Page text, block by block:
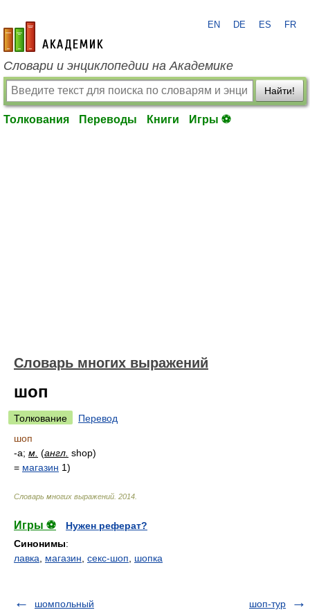
academic.ru
EN DE ES FR
Словари и энциклопедии на Академике
Найти!
Толкования Переводы Книги Игры ⚽
Словарь многих выражений
шоп
Толкование
Перевод
шоп
-а; м. (англ. shop)
= магазин 1)
Словарь многих выражений 2014
Игры ⚽
Нужен реферат?
Синонимы:
лавка
магазин секс-шоп шопка
шомпольный шоп-тур